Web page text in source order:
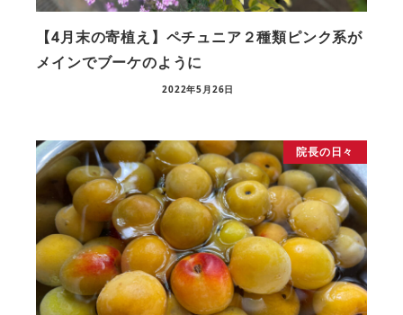
【4月末の寄植え】ペチュニア２種類ピンク系が
メインでブーケのように
2022年5月26日
院長の日々